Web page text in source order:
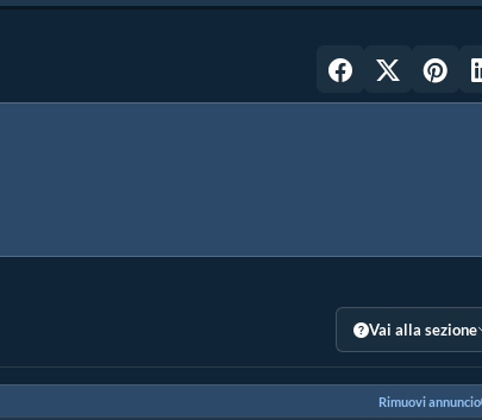
Vai alla sezione
Rimuovi annuncio